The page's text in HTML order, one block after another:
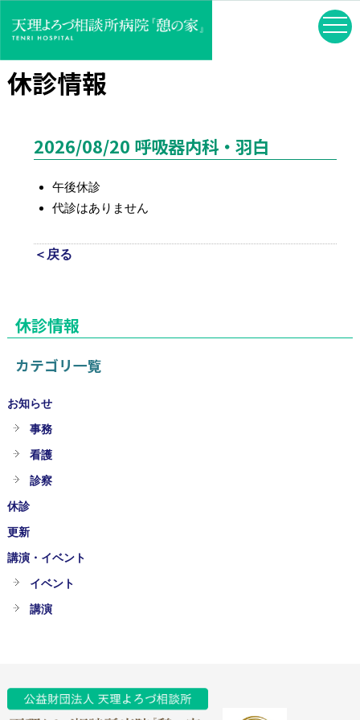
休診情報
2026/08/20 呼吸器内科・羽白
午後休診
代診はありません
＜戻る
休診情報
カテゴリ一覧
お知らせ
事務
看護
診察
休診
更新
講演・イベント
イベント
講演